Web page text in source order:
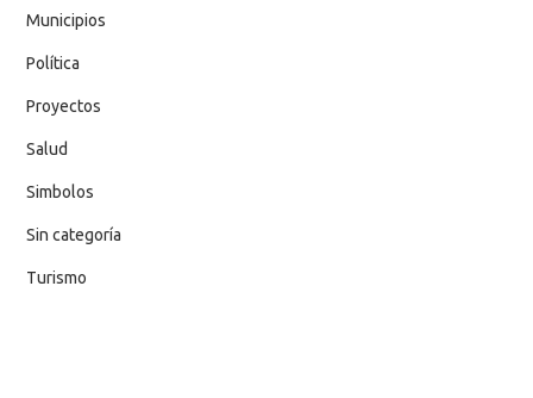
Municipios
Política
Proyectos
Salud
Simbolos
Sin categoría
Turismo